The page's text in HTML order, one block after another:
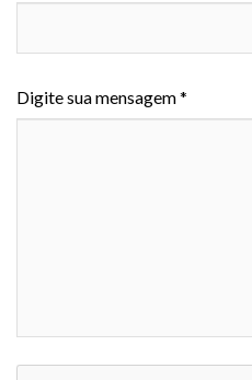
Digite sua mensagem *